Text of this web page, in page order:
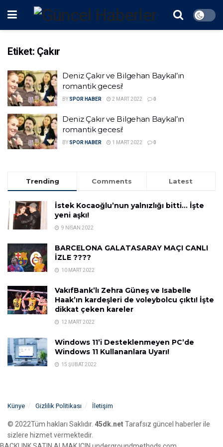
Etiket: Çakır
Deniz Çakır ve Bilgehan Baykal’ın
romantik gecesi!
BY SPOR HABER 2 MART 2022 0
Deniz Çakır ve Bilgehan Baykal’ın
romantik gecesi!
BY SPOR HABER 1 MART 2022 0
Trending Comments Latest
İstek Kocaoğlu’nun yalnızlığı bitti… İşte
yeni aşkı!
9 NISAN 2022
BARCELONA GALATASARAY MAÇI CANLI
İZLE ????
10 MART 2022
VakıfBank’lı Zehra Güneş ve Isabelle
Haak’ın kardeşleri de voleybolcu çıktı! İşte
dikkat çeken kareler
12 MART 2022
Windows 11’i Desteklenmeyen PC’de
Windows 11 Kullananlara Uyarı!
15 ŞUBAT 2022
Künye Gizlilik Politikası İletişim
© 2022Tüm hakları Saklıdır. 45dk.netTarafsız güncel haberler ile
sizlere hizmet vermektedir.